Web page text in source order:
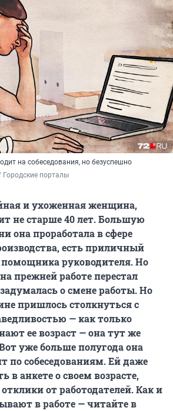
на собеседования, но безуспешно
порталы
и ухоженная женщина,
не старше 40 лет. Большую
она проработала в сфере
есть приличный
помощника руководителя. Но
прежней работе перестал
о смене работы. Но
пришлось столкнуться с
— как только
ее возраст — она тут же
уже больше полугода она
по собеседованиям. Ей даже
в анкете о своем возрасте,
от работодателей. Как и
в работе — читайте в